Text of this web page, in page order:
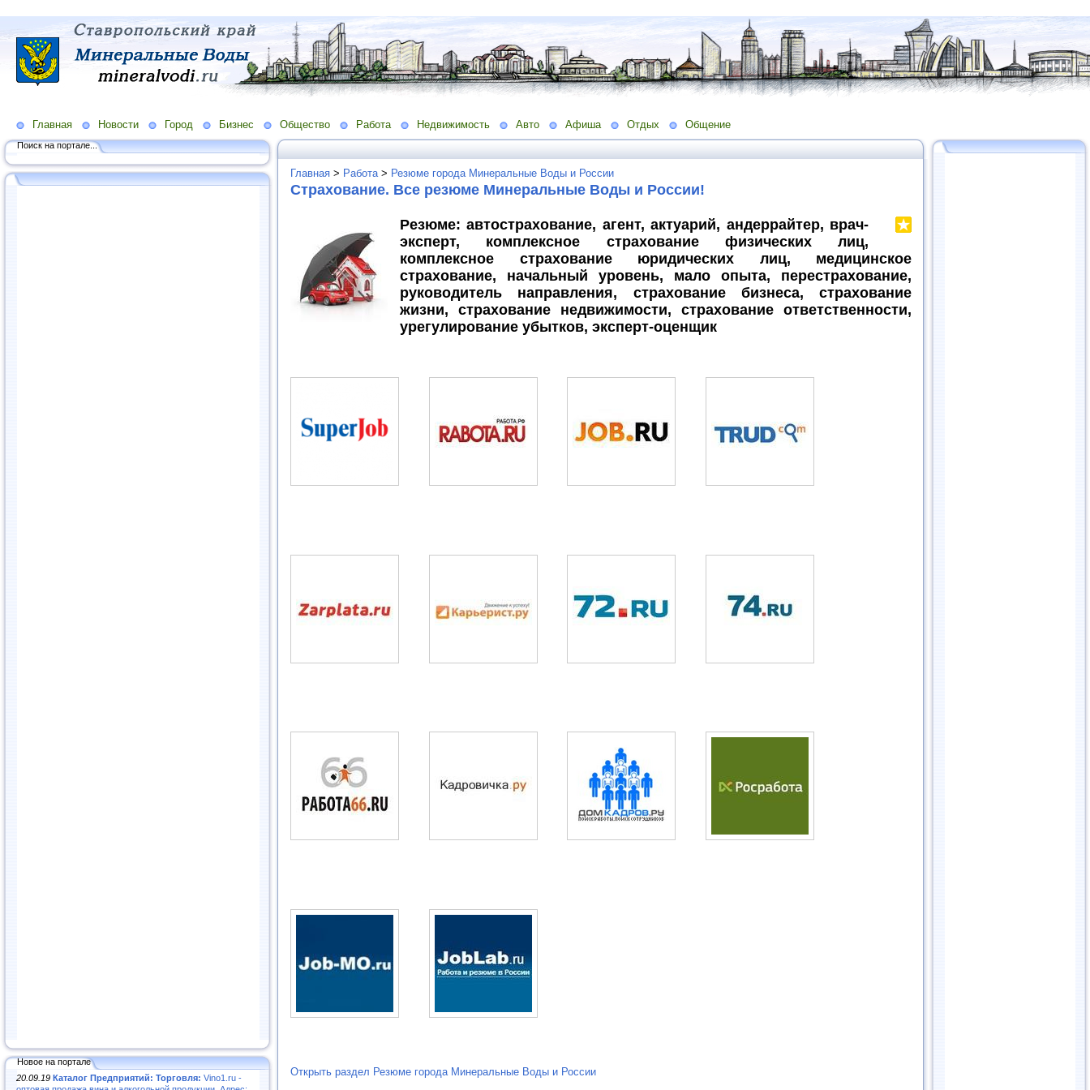
Главная Новости Город Бизнес Общество Работа Недвижимость Авто Афиша Отдых Общение
Поиск на портале...
Новое на портале
20.09.19 Каталог Предприятий: Торговля: Vino1.ru -
Главная > Работа > Резюме города Минеральные Воды и России
Страхование. Все резюме Минеральные Воды и России!
Резюме: автострахование, агент, актуарий, андеррайтер, врач-
эксперт, комплексное страхование физических лиц,
комплексное страхование юридических лиц, медицинское
страхование, начальный уровень, мало опыта, перестрахование,
руководитель направления, страхование бизнеса, страхование
жизни, страхование недвижимости, страхование ответственности,
урегулирование убытков, эксперт-оценщик
Открыть раздел Резюме города Минеральные Воды и России